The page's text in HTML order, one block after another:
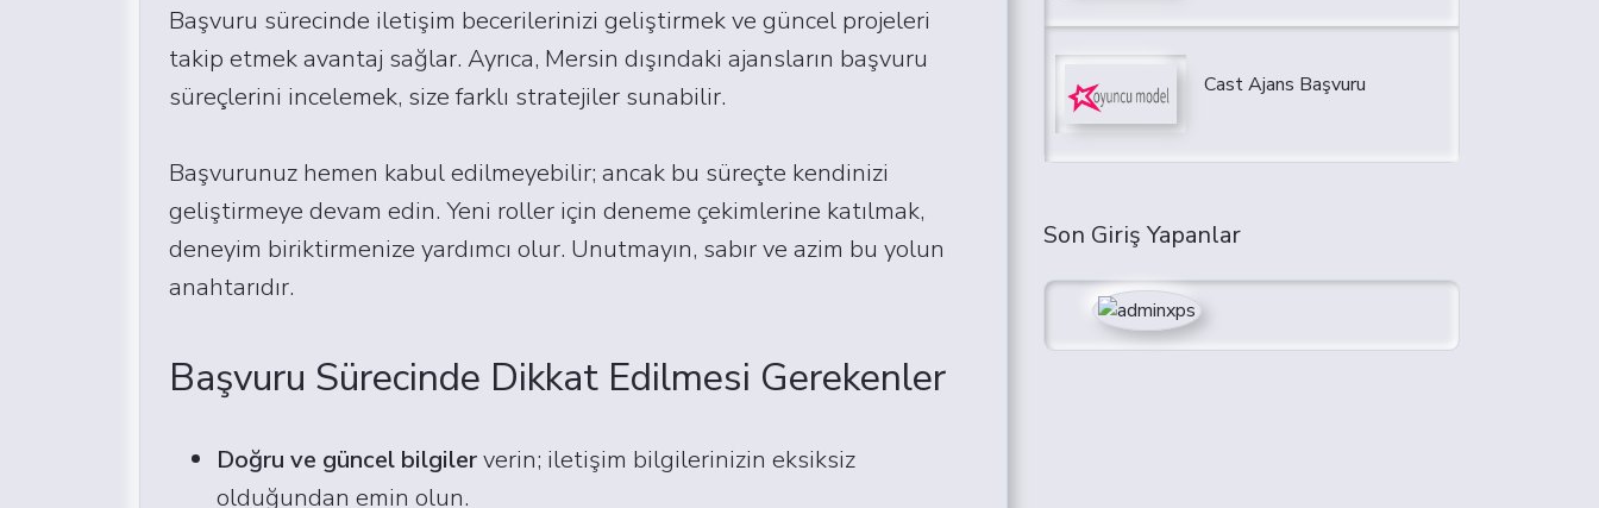
Başvuru sürecinde iletişim becerilerinizi geliştirmek ve güncel projeleri
takip etmek avantaj sağlar. Ayrıca, Mersin dışındaki ajansların başvuru
süreçlerini incelemek, size farklı stratejiler sunabilir.
Başvurunuz hemen kabul edilmeyebilir; ancak bu süreçte kendinizi
geliştirmeye devam edin. Yeni roller için deneme çekimlerine katılmak,
deneyim biriktirmenize yardımcı olur. Unutmayın, sabır ve azim bu yolun
anahtarıdır.
Başvuru Sürecinde Dikkat Edilmesi Gerekenler
Doğru ve güncel bilgilerverin; iletişim bilgilerinizin eksiksiz
olduğundan emin olun.
Cast Ajans Başvuru
Son Giriş Yapanlar